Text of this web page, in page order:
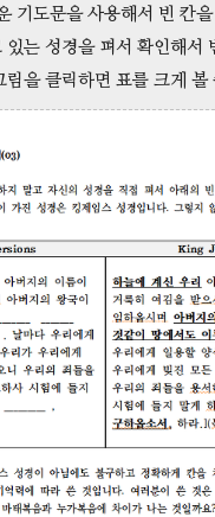
기도문을 사용해서 빈 칸
있는 성경을 펴서 확인해서
을 클릭하면 표를 크게 볼